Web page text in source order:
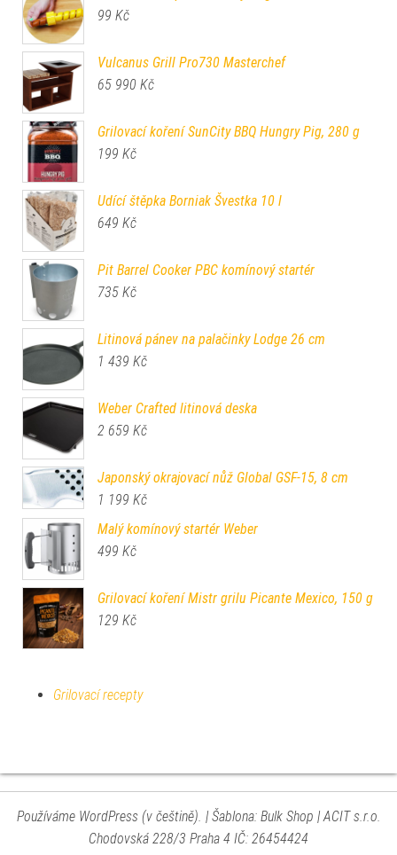
99 Kč
Vulcanus Grill Pro730 Masterchef
65 990 Kč
Grilovací koření SunCity BBQ Hungry Pig, 280 g
199 Kč
Udící štěpka Borniak Švestka 10 l
649 Kč
Pit Barrel Cooker PBC komínový startér
735 Kč
Litinová pánev na palačinky Lodge 26 cm
1 439 Kč
Weber Crafted litinová deska
2 659 Kč
Japonský okrajovací nůž Global GSF-15, 8 cm
1 199 Kč
Malý komínový startér Weber
499 Kč
Grilovací koření Mistr grilu Picante Mexico, 150 g
129 Kč
Grilovací recepty
Používáme WordPress (v češtině). | Šablona: Bulk Shop | ACIT s.r.o.
Chodovská 228/3 Praha 4 IČ: 26454424